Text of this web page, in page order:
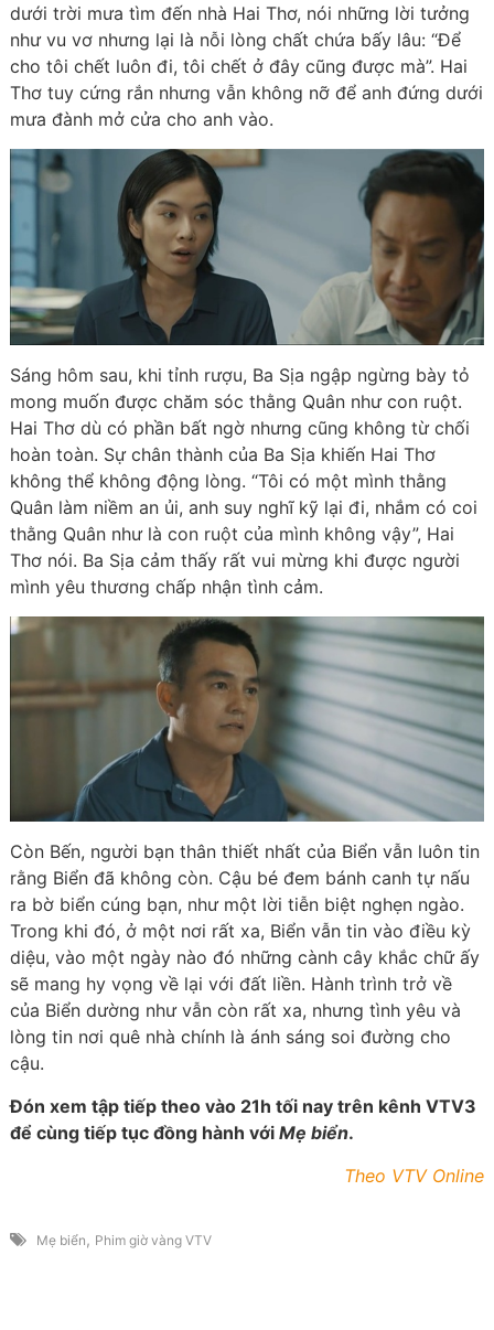
dưới trời mưa tìm đến nhà Hai Thơ, nói những lời tưởng
như vu vơ nhưng lại là nỗi lòng chất chứa bấy lâu: “Để
cho tôi chết luôn đi, tôi chết ở đây cũng được mà”. Hai
Thơ tuy cứng rắn nhưng vẫn không nỡ để anh đứng dưới
mưa đành mở cửa cho anh vào.
Sáng hôm sau, khi tỉnh rượu, Ba Sịa ngập ngừng bày tỏ
mong muốn được chăm sóc thằng Quân như con ruột.
Hai Thơ dù có phần bất ngờ nhưng cũng không từ chối
hoàn toàn. Sự chân thành của Ba Sịa khiến Hai Thơ
không thể không động lòng. “Tôi có một mình thằng
Quân làm niềm an ủi, anh suy nghĩ kỹ lại đi, nhắm có coi
thằng Quân như là con ruột của mình không vậy”, Hai
Thơ nói. Ba Sịa cảm thấy rất vui mừng khi được người
mình yêu thương chấp nhận tình cảm.
Còn Bến, người bạn thân thiết nhất của Biển vẫn luôn tin
rằng Biển đã không còn. Cậu bé đem bánh canh tự nấu
ra bờ biển cúng bạn, như một lời tiễn biệt nghẹn ngào.
Trong khi đó, ở một nơi rất xa, Biển vẫn tin vào điều kỳ
diệu, vào một ngày nào đó những cành cây khắc chữ ấy
sẽ mang hy vọng về lại với đất liền. Hành trình trở về
của Biển dường như vẫn còn rất xa, nhưng tình yêu và
lòng tin nơi quê nhà chính là ánh sáng soi đường cho
cậu.
Đón xem tập tiếp theo vào 21h tối nay trên kênh VTV3
để cùng tiếp tục đồng hành với Mẹ biển.
Theo VTV Online
Mẹ biển , Phim giờ vàng VTV